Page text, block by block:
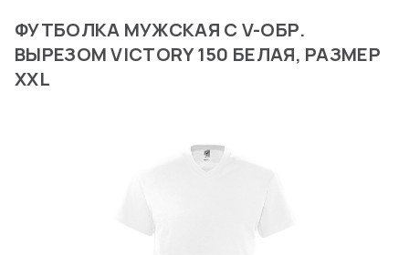
ФУТБОЛКА МУЖСКАЯ С V-ОБР.
ВЫРЕЗОМ VICTORY 150 БЕЛАЯ, РАЗМЕР
XXL